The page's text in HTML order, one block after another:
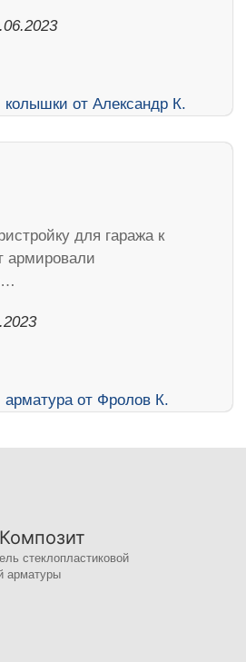
для гаража к
армировали
стеклопластиковой
арматуры